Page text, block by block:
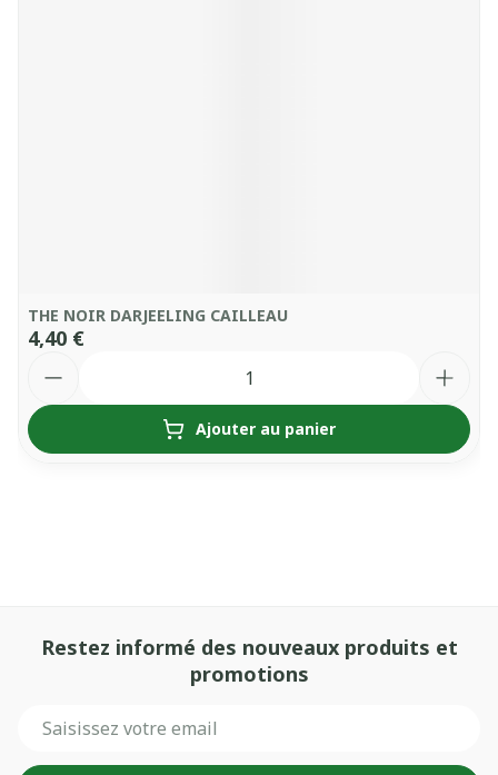
THE NOIR DARJEELING CAILLEAU
4,40 €
Ajouter au panier
Restez informé des nouveaux produits et
promotions